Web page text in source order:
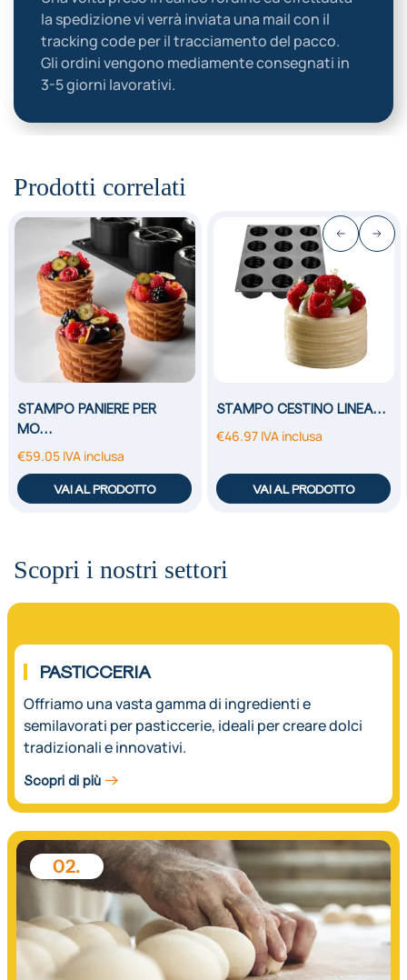
la spedizione vi verrà inviata una mail con il
tracking code per il tracciamento del pacco.
Gli ordini vengono mediamente consegnati in
3-5 giorni lavorativi.
Prodotti correlati
STAMPO PANIERE PER
MO…
€59.05 IVA inclusa
VAI AL PRODOTTO
STAMPO CESTINO LINEA…
€46.97 IVA inclusa
VAI AL PRODOTTO
Scopri i nostri settori
01.
PASTICCERIA
Offriamo una vasta gamma di ingredienti e
semilavorati per pasticcerie, ideali per creare dolci
tradizionali e innovativi.
Scopri di più
02.